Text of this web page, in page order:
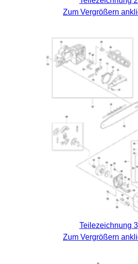
Zum Vergrößern
Teilezeichnung 3
Zum Vergrößern